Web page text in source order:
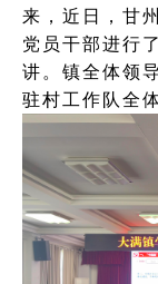
来，近日，甘
党员干部进行
讲。镇全体领
驻村工作队全